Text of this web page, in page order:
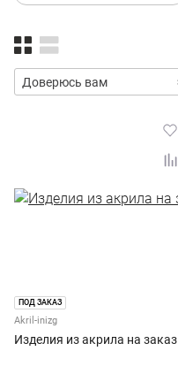
ПОД ЗАКАЗ
Akril-inizg
Изделия из акрила на заказ